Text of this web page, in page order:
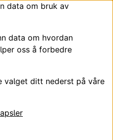
data om bruk av
data om hvordan
oss å forbedre
valget ditt nederst på våre